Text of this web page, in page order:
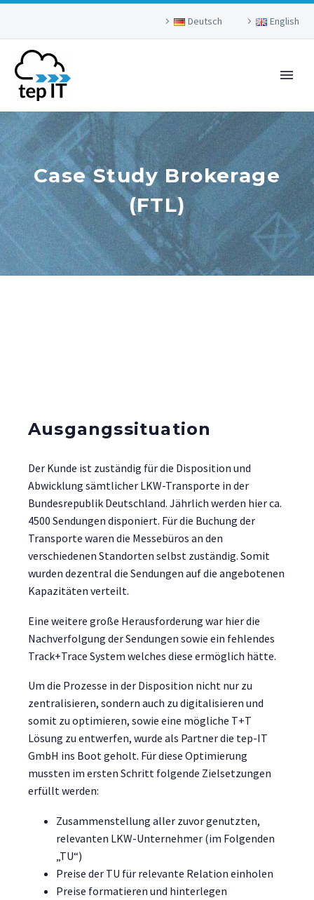
Deutsch English
Case Study Brokerage
(FTL)
Ausgangssituation
Der Kunde ist zuständig für die Disposition und
Abwicklung sämtlicher LKW-Transporte in der
Bundesrepublik Deutschland. Jährlich werden hier ca.
4500 Sendungen disponiert. Für die Buchung der
Transporte waren die Messebüros an den
verschiedenen Standorten selbst zuständig. Somit
wurden dezentral die Sendungen auf die angebotenen
Kapazitäten verteilt.
Eine weitere große Herausforderung war hier die
Nachverfolgung der Sendungen sowie ein fehlendes
Track+Trace System welches diese ermöglich hätte.
Um die Prozesse in der Disposition nicht nur zu
zentralisieren, sondern auch zu digitalisieren und
somit zu optimieren, sowie eine mögliche T+T
Lösung zu entwerfen, wurde als Partner die tep-IT
GmbH ins Boot geholt. Für diese Optimierung
mussten im ersten Schritt folgende Zielsetzungen
erfüllt werden:
Zusammenstellung aller zuvor genutzten,
relevanten LKW-Unternehmer (im Folgenden
„TU“)
Preise der TU für relevante Relation einholen
Preise formatieren und hinterlegen